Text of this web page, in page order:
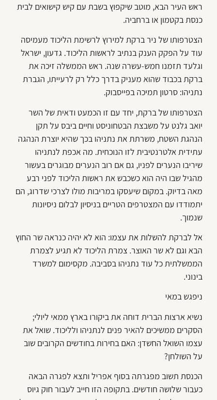
ראש העיר הבא, מוטב שיקפוץ בשבת עם קיש קישואים לבית
כנסת בקטמון או ברחביה.
הצטרפותו של ניר ברקת למירוץ לרשימת הליכוד מעמיסה
עוד על הפקק הענק בנתיב לראשות הליכוד. גדעון, ישראל
וגלעד תזמנו חמש-עשרה שנה. ראש הממשלה זיכה את
ברקת בכבוד שהוא מעניק בדרך כלל רק לרעייתו, הגברת
נתניהו: סרטון תמיכה בפייסבוק.
הצטרפותו של ברקת, יחד עם זו הכמעט ודאית של השר
יואב גלנט על משבצת הבטחוניסט וחיים ביבס על תקן
הנהגת השטח, משרתת את נתניהו בכך שהיא יוצרת הנהגה
עתידית אלטרנטיבית לזו הנוכחית. מה אכפת לנתניהו
שיריבו הנערים לפניו, גם אם רוב הנערים מבוגרים בעשור
מהגיל שבו היה הוא כשכבש את ראשות הליכוד לפני רבע
מאה בדיוק. במקום שיעסקו במריבות מולו לצרכי שדרוג, הם
יתמודדו עם המצטרפים הטריים בניסיון לבלום ניסיונות
שנמוך.
אל לברקת להשלות את עצמו: הוא לא יהיה כנראה שר החוץ
הבא וגם לא שר האוצר. צמרת הליכוד לא תגיע לצמרת
הממשלתית כל עוד נתניהו בסביבה. מקסימום למשרד
בינוני.
ניפגש במאי
נשיא ארצות הברית דוחה את ביקורו בארץ ממאי ליולי;
הסקרים ממשיכים להאיר פנים לנתניהו ולליכוד. שואל את
עצמו השואל החשדן: האם בחירות בחודשים הקרובים שוב
על השולחן?
הכנסת תשוב מפגרתה בסוף אפריל ותצא לפגרה הבאה
כעבור שלושה חודשים. בתקופה הזו חייב לעבור חוק גיוס